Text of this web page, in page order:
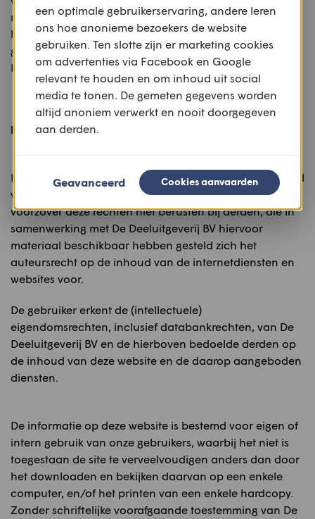
raadzaam dat de gebruiker onafhankelijk andere
bronnen raadpleegt en onderzoekt alvorens voor
gebruik van via de website van De Deeluitgeverij
BV verkregen informatie.
–––––
Intellectuele eigendomsrechten
Bij De Deeluitgeverij BV rusten alle rechten op de inhoud
van deze website en de daarop aangeboden diensten,
voorzover deze rechten niet berusten bij derden, die in
samenwerking met De Deeluitgeverij BV hiervoor
materiaal beschikbaar hebben gesteld zich het
auteursrecht op de inhoud van de internetdiensten en
websites voor.
De gebruiker erkent de (intellectuele)
eigendomsrechten, inclusief databankrechten, van De
Deeluitgeverij BV en de hierboven bedoelde derden op
de inhoud van deze website en de daarop aangeboden
diensten.
De informatie op deze website is bestemd voor eigen of
intern gebruik van onze gebruikers, waarbij het niet is
toegestaan de site te verveelvoudigen anders dan door
het downloaden en bekijken daarvan op een enkele
computer, en/of het printen van een enkele hardcopy.
Zonder schriftelijke voorafgaande toestemming van De
een optimale gebruikerservaring, andere leren
ons hoe anonieme bezoekers de website
gebruiken. Ten slotte zijn er marketing cookies
om advertenties via Facebook en Google
relevant te houden en om inhoud uit social
media te tonen. De gemeten gegevens worden
altijd anoniem verwerkt en nooit doorgegeven
aan derden.
Geavanceerd Cookies aanvaarden